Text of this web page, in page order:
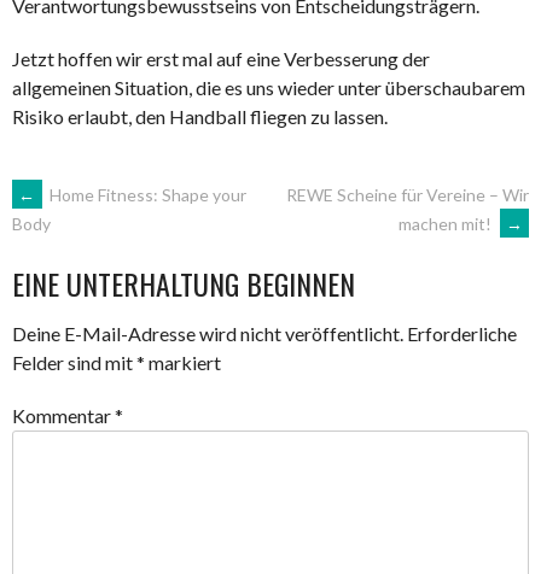
Verantwortungsbewusstseins von Entscheidungsträgern.
Jetzt hoffen wir erst mal auf eine Verbesserung der
allgemeinen Situation, die es uns wieder unter überschaubarem
Risiko erlaubt, den Handball fliegen zu lassen.
ARTIKEL-
NAVIGATION
←
Home Fitness: Shape your
Body
REWE Scheine für Vereine – Wir
machen mit!
→
EINE UNTERHALTUNG BEGINNEN
Deine E-Mail-Adresse wird nicht veröffentlicht. Erforderliche
Felder sind mit* markiert
Kommentar*